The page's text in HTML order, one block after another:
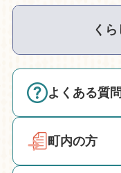
く
よくある質問
町内の方